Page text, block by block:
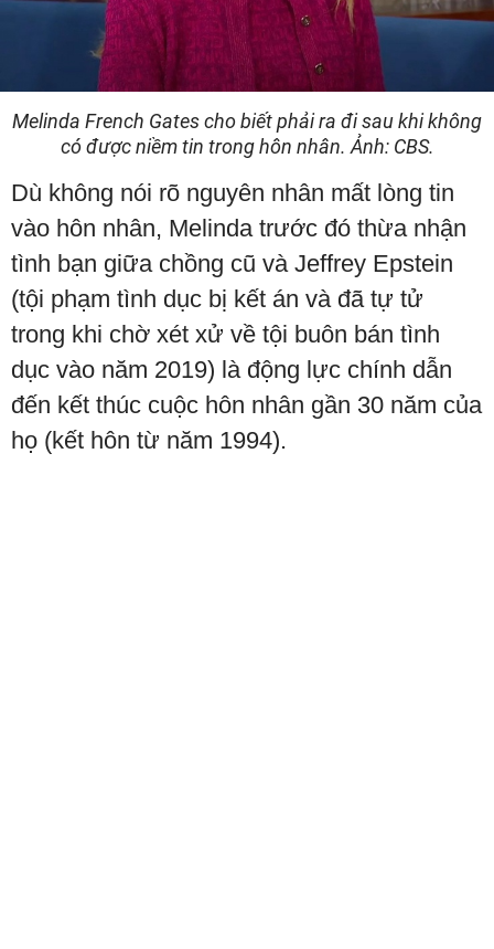
Melinda French Gates cho biết phải ra đi sau khi không
có được niềm tin trong hôn nhân. Ảnh: CBS.
Dù không nói rõ nguyên nhân mất lòng tin
vào hôn nhân, Melinda trước đó thừa nhận
tình bạn giữa chồng cũ và Jeffrey Epstein
(tội phạm tình dục bị kết án và đã tự tử
trong khi chờ xét xử về tội buôn bán tình
dục vào năm 2019) là động lực chính dẫn
đến kết thúc cuộc hôn nhân gần 30 năm của
họ (kết hôn từ năm 1994).